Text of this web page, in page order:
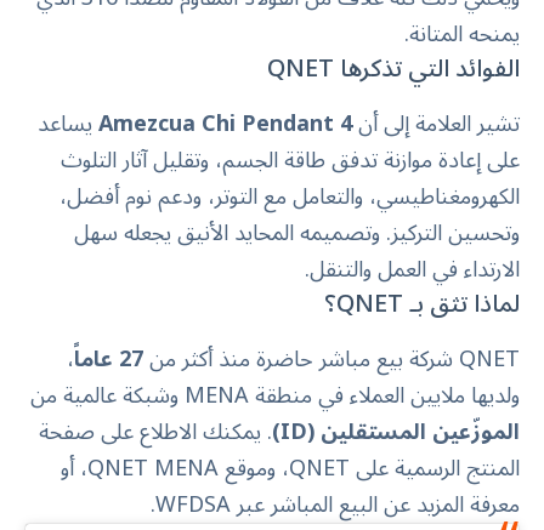
يمنحه المتانة.
الفوائد التي تذكرها QNET
تشير العلامة إلى أنAmezcua Chi Pendant 4يساعد
على إعادة موازنة تدفق طاقة الجسم، وتقليل آثار التلوث
الكهرومغناطيسي، والتعامل مع التوتر، ودعم نوم أفضل،
وتحسين التركيز. وتصميمه المحايد الأنيق يجعله سهل
الارتداء في العمل والتنقل.
لماذا تثق بـ QNET؟
QNET شركة بيع مباشر حاضرة منذ أكثر من 27 عاماً ،
ولديها ملايين العملاء في منطقة MENA وشبكة عالمية من
الموزّعين المستقلين (ID) . يمكنك الاطلاع على صفحة
المنتج الرسمية علىQNET، وموقعQNET MENA، أو
معرفة المزيد عن البيع المباشر عبرWFDSA
.